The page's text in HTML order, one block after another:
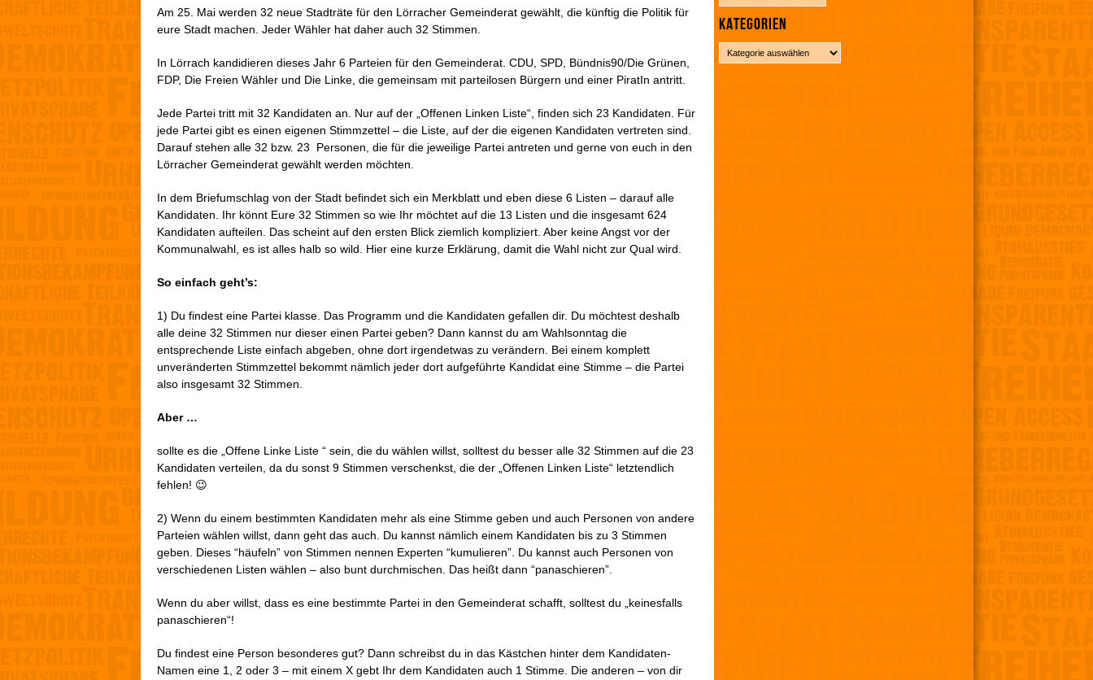
Am 25. Mai werden 32 neue Stadträte für den Lörracher Gemeinderat gewählt, die künftig die Politik für
eure Stadt machen. Jeder Wähler hat daher auch 32 Stimmen.
In Lörrach kandidieren dieses Jahr 6 Parteien für den Gemeinderat. CDU, SPD, Bündnis90/Die Grünen,
FDP, Die Freien Wähler und Die Linke, die gemeinsam mit parteilosen Bürgern und einer PiratIn antritt.
Jede Partei tritt mit 32 Kandidaten an. Nur auf der „Offenen Linken Liste“, finden sich 23 Kandidaten. Für
jede Partei gibt es einen eigenen Stimmzettel – die Liste, auf der die eigenen Kandidaten vertreten sind.
Darauf stehen alle 32 bzw. 23 Personen, die für die jeweilige Partei antreten und gerne von euch in den
Lörracher Gemeinderat gewählt werden möchten.
In dem Briefumschlag von der Stadt befindet sich ein Merkblatt und eben diese 6 Listen – darauf alle
Kandidaten. Ihr könnt Eure 32 Stimmen so wie Ihr möchtet auf die 13 Listen und die insgesamt 624
Kandidaten aufteilen. Das scheint auf den ersten Blick ziemlich kompliziert. Aber keine Angst vor der
Kommunalwahl, es ist alles halb so wild. Hier eine kurze Erklärung, damit die Wahl nicht zur Qual wird.
So einfach geht’s:
1) Du findest eine Partei klasse. Das Programm und die Kandidaten gefallen dir. Du möchtest deshalb
alle deine 32 Stimmen nur dieser einen Partei geben? Dann kannst du am Wahlsonntag die
entsprechende Liste einfach abgeben, ohne dort irgendetwas zu verändern. Bei einem komplett
unveränderten Stimmzettel bekommt nämlich jeder dort aufgeführte Kandidat eine Stimme – die Partei
also insgesamt 32 Stimmen.
Aber …
sollte es die „Offene Linke Liste “ sein, die du wählen willst, solltest du besser alle 32 Stimmen auf die 23
Kandidaten verteilen, da du sonst 9 Stimmen verschenkst, die der „Offenen Linken Liste“ letztendlich
fehlen! 😉
2) Wenn du einem bestimmten Kandidaten mehr als eine Stimme geben und auch Personen von andere
Parteien wählen willst, dann geht das auch. Du kannst nämlich einem Kandidaten bis zu 3 Stimmen
geben. Dieses “häufeln” von Stimmen nennen Experten “kumulieren”. Du kannst auch Personen von
verschiedenen Listen wählen – also bunt durchmischen. Das heißt dann “panaschieren”.
Wenn du aber willst, dass es eine bestimmte Partei in den Gemeinderat schafft, solltest du „keinesfalls
panaschieren“!
Du findest eine Person besonderes gut? Dann schreibst du in das Kästchen hinter dem Kandidaten-
Namen eine 1, 2 oder 3 – mit einem X gebt Ihr dem Kandidaten auch 1 Stimme. Die anderen – von dir
r
c
Kategorien
a